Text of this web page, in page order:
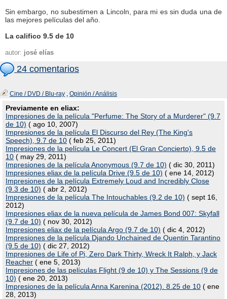
Sin embargo, no subestimen a Lincoln, para mi es sin duda una de
las mejores películas del año.
La califico 9.5 de 10
autor: josé elías
24 comentarios
Cine / DVD / Blu-ray , Opinión / Análisis
Previamente en eliax:
Impresiones de la película "Perfume: The Story of a Murderer" (9.7
de 10) ( ago 10, 2007)
Impresiones de la película El Discurso del Rey (The King's
Speech), 9.7 de 10 ( feb 25, 2011)
Impresiones de la película Le Concert (El Gran Concierto), 9.5 de
10 ( may 29, 2011)
Impresiones de la película Anonymous (9.7 de 10) ( dic 30, 2011)
Impresiones eliax de la película Drive (9.5 de 10) ( ene 14, 2012)
Impresiones de la película Extremely Loud and Incredibly Close
(9.3 de 10) ( abr 2, 2012)
Impresiones de la película The Intouchables (9.2 de 10) ( sept 16,
2012)
Impresiones eliax de la nueva película de James Bond 007: Skyfall
(9.7 de 10) ( nov 30, 2012)
Impresiones eliax de la película Argo (9.7 de 10) ( dic 4, 2012)
Impresiones de la película Djando Unchained de Quentin Tarantino
(9.5 de 10) ( dic 27, 2012)
Impresiones de Life of Pi, Zero Dark Thirty, Wreck It Ralph, y Jack
Reacher ( ene 5, 2013)
Impresiones de las películas Flight (9 de 10) y The Sessions (9 de
10) ( ene 20, 2013)
Impresiones de la película Anna Karenina (2012). 8.25 de 10 ( ene
28, 2013)